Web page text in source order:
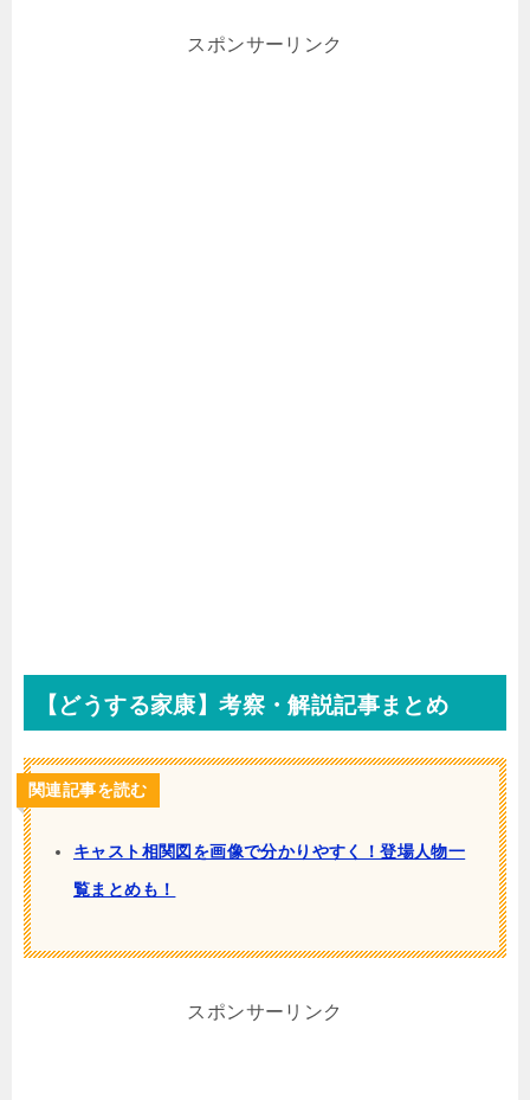
スポンサーリンク
【どうする家康】考察・解説記事まとめ
関連記事を読む
キャスト相関図を画像で分かりやすく！登場人物一
覧まとめも！
スポンサーリンク